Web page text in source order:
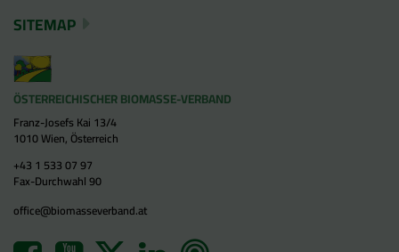
SITEMAP
ÖSTERREICHISCHER BIOMASSE-VERBAND
Franz-Josefs Kai 13/4
1010 Wien, Österreich
+43 1 533 07 97
Fax-Durchwahl 90
office@biomasseverband.at